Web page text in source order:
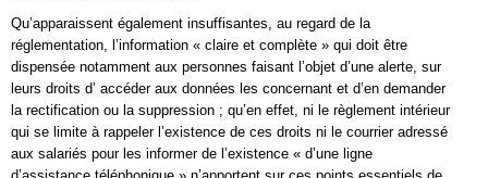
Qu’apparaissent également insuffisantes, au regard de la
réglementation, l’information « claire et complète » qui doit être
dispensée notamment aux personnes faisant l’objet d’une alerte, sur
leurs droits d’ accéder aux données les concernant et d’en demander
la rectification ou la suppression ; qu’en effet, ni le règlement intérieur
qui se limite à rappeler l’existence de ces droits ni le courrier adressé
aux salariés pour les informer de l’existence « d’une ligne